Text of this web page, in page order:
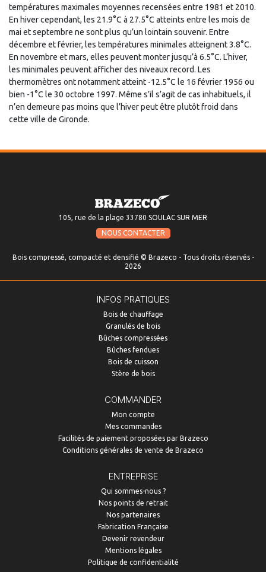
températures maximales moyennes recensées entre 1981 et 2010.
En hiver cependant, les 21.9°C à 27.5°C atteints entre les mois de
mai et septembre ne sont plus qu’un lointain souvenir. Entre
décembre et février, les températures minimales atteignent 3.8°C.
En novembre et mars, elles peuvent monter jusqu’à 6.5°C. L’hiver,
les minimales peuvent afficher des niveaux record. Les
thermomètres ont notamment atteint -12.5°C le 16 février 1956 ou
bien -1°C le 30 octobre 1997. Même s’il s’agit de cas inhabituels, il
n’en demeure pas moins que l’hiver peut être plutôt froid dans
cette ville de Gironde.
105, rue de la plage 33780 SOULAC SUR MER
NOUS CONTACTER
Bois compressé, compacté et densifié © Brazeco - Tous droits réservés -
2026
INFOS PRATIQUES
Bois de chauffage
Granulés de bois
Bûches compressées
Bûches fendues
Bois de cuisson
Stère de bois
COMMANDER
Mon compte
Mes commandes
Facilités de paiement proposées par Brazeco
Conditions générales de vente de Brazeco
ENTREPRISE
Qui sommes-nous ?
Nos points de retrait
Nos partenaires
Fabrication Française
Devenir revendeur
Mentions légales
Politique de confidentialité